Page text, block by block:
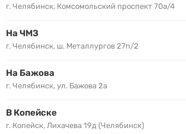
г. Челябинск, Комсомольский проспект 70а/4
На ЧМЗ
г. Челябинск, ш. Металлургов 27п/2
На Бажова
г. Челябинск, ул. Бажова 2а
В Копейске
г. Копейск, Лихачева 19д (Челябинск)